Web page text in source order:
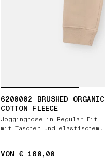
6200002 BRUSHED ORGANIC
COTTON FLEECE
Jogginghose in Regular Fit
mit Taschen und elastischem
VON € 160,00